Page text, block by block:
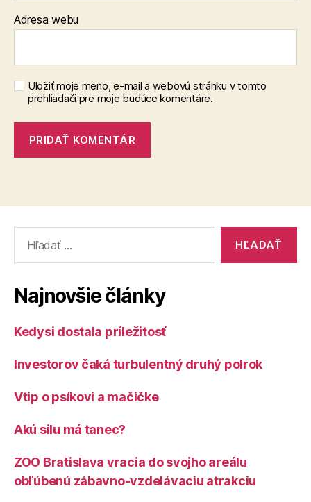
Adresa webu
Uložiť moje meno, e-mail a webovú stránku v tomto
prehliadači pre moje budúce komentáre.
Najnovšie články
Kedysi dostala príležitosť
Investorov čaká turbulentný druhý polrok
Vtip o psíkovi a mačičke
Akú silu má tanec?
ZOO Bratislava vracia do svojho areálu
obľúbenú zábavno-vzdelávaciu atrakciu